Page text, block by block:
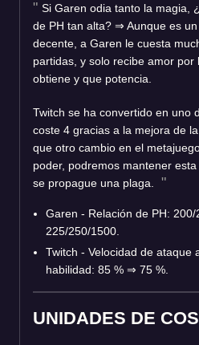
Si Garen odia tanto la magia,
de PH tan alta? ⇒ Aunque es
decente, a Garen le cuesta
partidas, y solo recibe amor
obtiene y que potencia.
Twitch se ha convertido en uno
coste 4 gracias a la mejora de
que otro cambio en el
poder, podremos mantener
se propague una plaga.
Garen - Relación de PH:
225/250/1500.
Twitch - Velocidad de ataque
habilidad: 85 % ⇒ 75 %.
UNIDADES DE